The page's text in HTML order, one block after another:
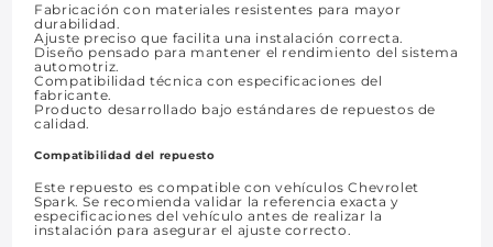
Fabricación con materiales resistentes para mayor
durabilidad.
Ajuste preciso que facilita una instalación correcta.
Diseño pensado para mantener el rendimiento del sistema
automotriz.
Compatibilidad técnica con especificaciones del
fabricante.
Producto desarrollado bajo estándares de repuestos de
calidad.
Compatibilidad del repuesto
Este repuesto es compatible con vehículos Chevrolet
Spark. Se recomienda validar la referencia exacta y
especificaciones del vehículo antes de realizar la
instalación para asegurar el ajuste correcto.